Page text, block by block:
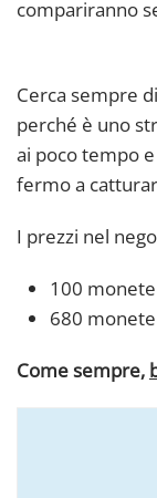
compariranno
Cerca sempre di
perché è uno
ai poco tempo
fermo a
I prezzi nel
100
680
Come sempre,